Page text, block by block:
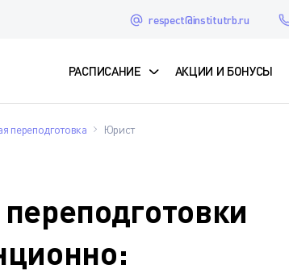
respect@institutrb.ru
РАСПИСАНИЕ АКЦИИ И БОНУСЫ
переподготовка Юрист